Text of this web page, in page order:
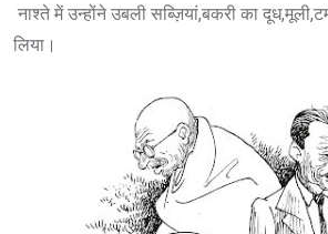
नाश्ते में उन्होंने उबली सब्ज़ियां,बकरी का
लिया।